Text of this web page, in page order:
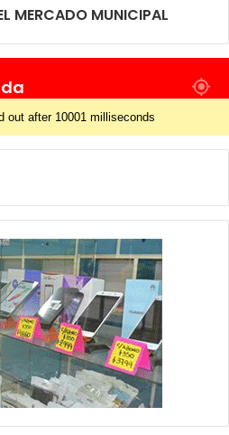
fueron alojados en celdas;
Justicia provincial.
MERCADO MUNICIPAL
out after 10001 milliseconds